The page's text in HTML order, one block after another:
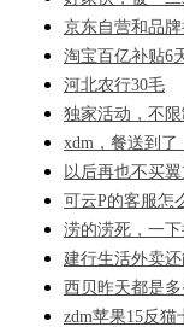
京东自营和品
淘宝百亿补贴6
河北农行30毛
独家活动，不
xdm，餐送到了
以后再也不买
可云P的客服怎
涝的涝死，一
建行生活外卖
西贝昨天都是多
zdm苹果15反